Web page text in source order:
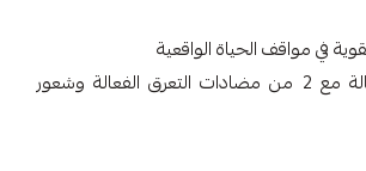
في مواقف الحياة الواقعية
تركيبة مزدوجة فعالة مع 2 من مضادات التعرق الفعالة وشعور